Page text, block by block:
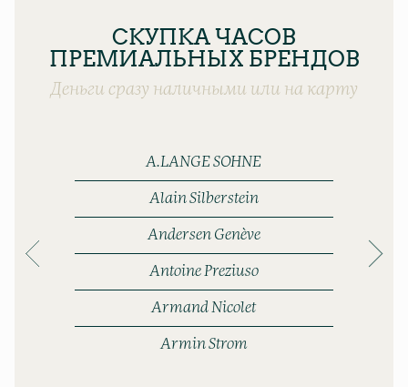
СКУПКА ЧАСОВ
ПРЕМИАЛЬНЫХ БРЕНДОВ
Деньги сразу наличными или на карту
A.LANGE SOHNE
Alain Silberstein
Andersen Genève
Antoine Preziuso
Armand Nicolet
Armin Strom